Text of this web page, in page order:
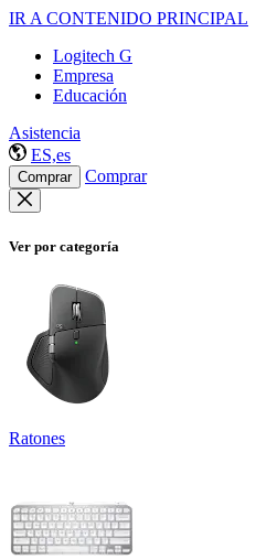
IR A CONTENIDO PRINCIPAL
Logitech G
Empresa
Educación
Asistencia
ES,es
Comprar Comprar
Ver por categoría
Ratones